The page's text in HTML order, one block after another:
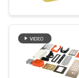
Cnc-